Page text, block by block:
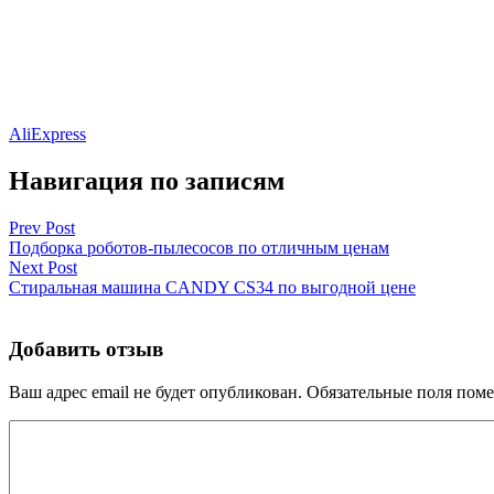
AliExpress
Навигация по записям
Prev Post
Подборка роботов-пылесосов по отличным ценам
Next Post
Стиральная машина CANDY CS34 по выгодной цене
Добавить отзыв
Ваш адрес email не будет опубликован. Обязательные поля